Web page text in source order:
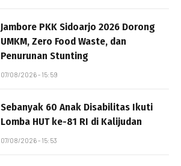
Jambore PKK Sidoarjo 2026 Dorong
UMKM, Zero Food Waste, dan
Penurunan Stunting
07/08/2026 - 15:59
Sebanyak 60 Anak Disabilitas Ikuti
Lomba HUT ke-81 RI di Kalijudan
07/08/2026 - 15:53